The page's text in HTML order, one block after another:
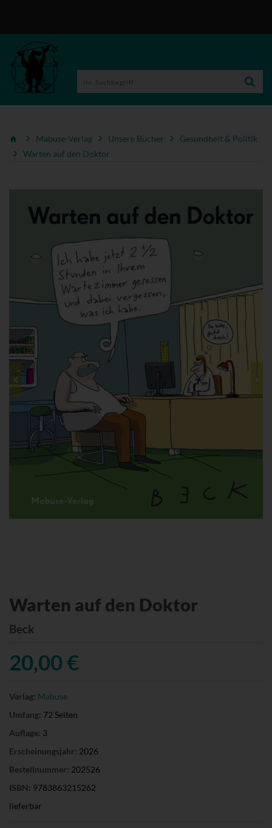
Mabuse-Verlag Unsere Bücher
Gesundheit & Politik
Warten auf den Doktor
Warten auf den Doktor
Beck
20,00 €
Verlag: Mabuse
Umfang: 72 Seiten
Auflage: 3
Erscheinungsjahr: 2026
Bestellnummer: 202526
ISBN: 9783863215262
lieferbar